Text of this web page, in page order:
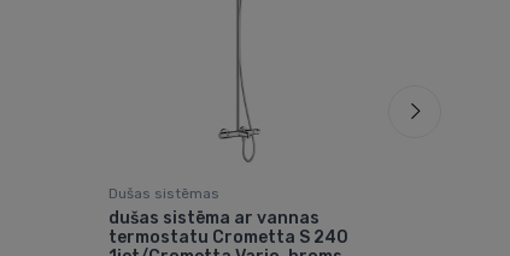
Dušas sistēmas
dušas sistēma ar vannas
termostatu Crometta S 240